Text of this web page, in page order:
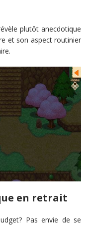
plutôt anecdotique
et son aspect routinier
en retrait
Pas envie de se